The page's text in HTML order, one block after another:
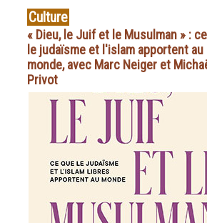
Culture
« Dieu, le Juif et le Musulman » :
le judaïsme et l'islam apportent au
monde, avec Marc Neiger et
Privot